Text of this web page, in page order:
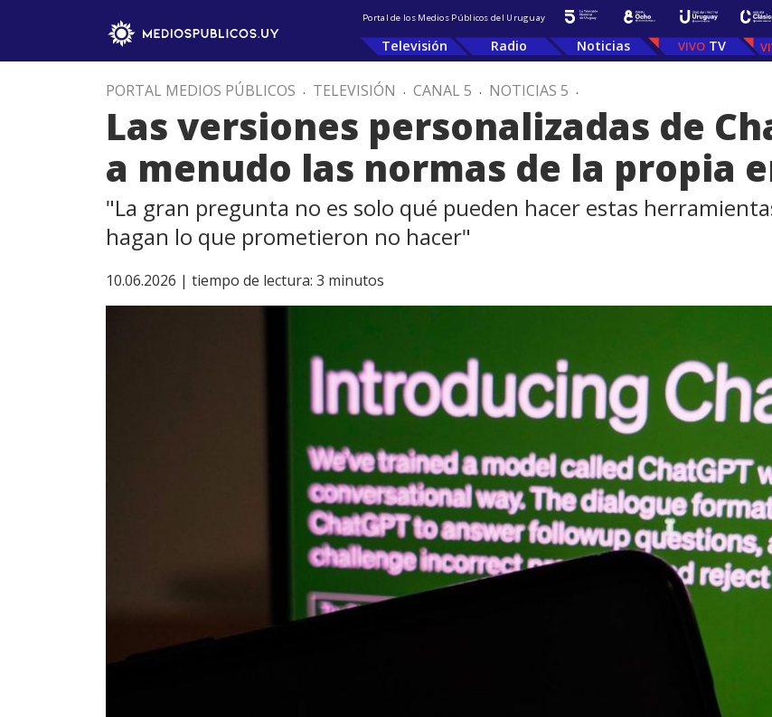
Portal de los Medios Públicos del Uruguay
Televisión Radio Noticias TV
PORTAL MEDIOS PÚBLICOS . TELEVISIÓN . CANAL 5 . NOTICIAS 5 .
Las versiones personalizadas de
a menudo las normas de la propia
"La gran pregunta no es solo qué pueden hacer estas
hagan lo que prometieron no hacer"
10.06.2026 | tiempo de lectura: 3 minutos